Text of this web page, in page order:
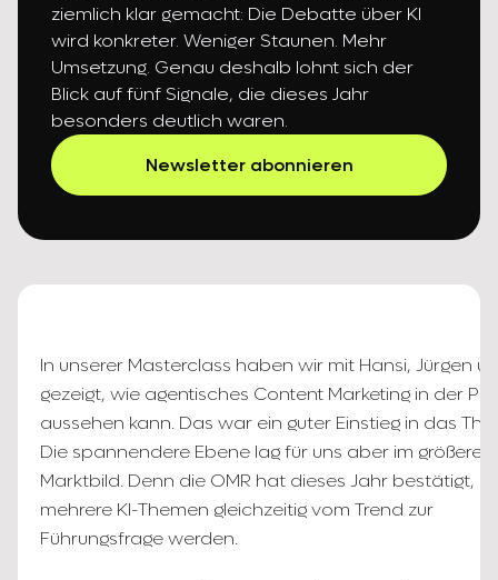
ziemlich klar gemacht: Die Debatte über KI
wird konkreter. Weniger Staunen. Mehr
Umsetzung. Genau deshalb lohnt sich der
Blick auf fünf Signale, die dieses Jahr
besonders deutlich waren.
Newsletter abonnieren
In unserer Masterclass haben wir mit Hansi, Jürgen
gezeigt, wie agentisches Content Marketing in der
aussehen kann. Das war ein guter Einstieg in das
Die spannendere Ebene lag für uns aber im größeren
Marktbild. Denn die OMR hat dieses Jahr bestätigt,
mehrere KI-Themen gleichzeitig vom Trend zur
Führungsfrage werden.